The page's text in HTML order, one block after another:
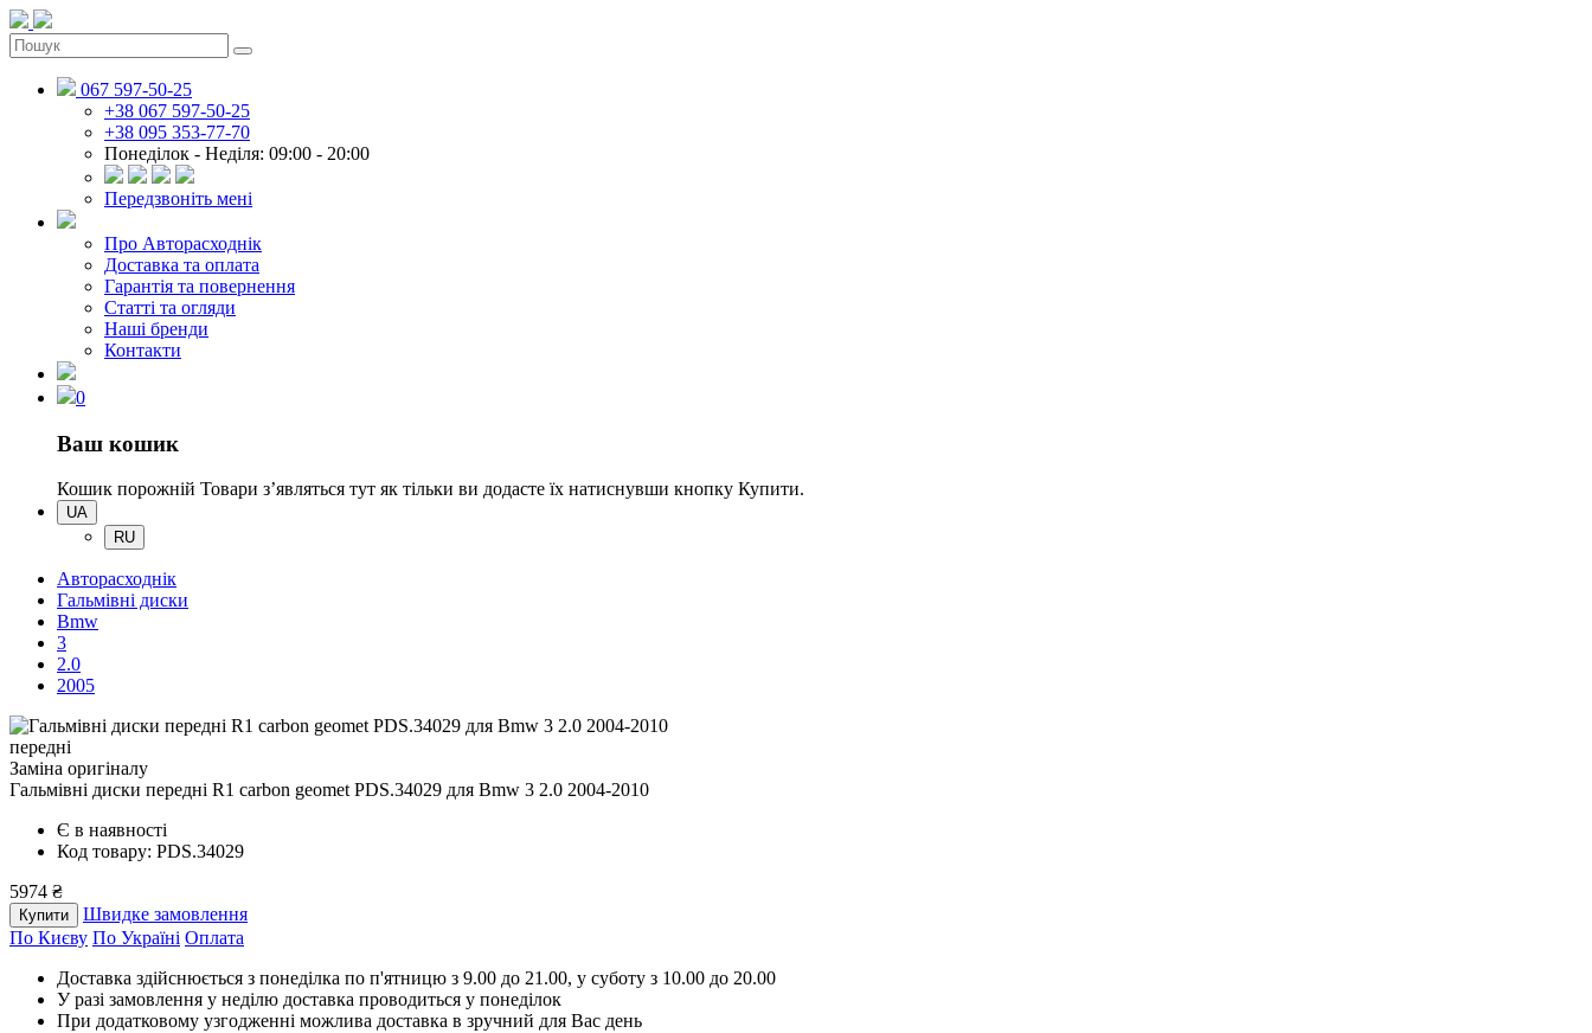
067 597-50-25
+38 067 597-50-25
+38 095 353-77-70
Понеділок - Неділя: 09:00 - 20:00
Передзвоніть мені
Про Авторасходнік
Доставка та оплата
Гарантія та повернення
Статті та огляди
Наші бренди
Контакти
0
Ваш кошик
Кошик порожній Товари зʼявляться тут як тільки ви додасте їх натиснувши кнопку Купити.
UA
RU
Авторасходнік
Гальмівні диски
Bmw
3
2.0
2005
передні
Заміна оригіналу
Гальмівні диски передні R1 carbon geomet PDS.34029 для Bmw 3 2.0 2004-2010
Є в наявності
Код товару: PDS.34029
5974 ₴
Купити
Швидке замовлення
По Києву По Україні Оплата
Доставка здійснюється з понеділка по п'ятницю з 9.00 до 21.00, у суботу з 10.00 до 20.00
У разі замовлення у неділю доставка проводиться у понеділок
При додатковому узгодженні можлива доставка в зручний для Вас день